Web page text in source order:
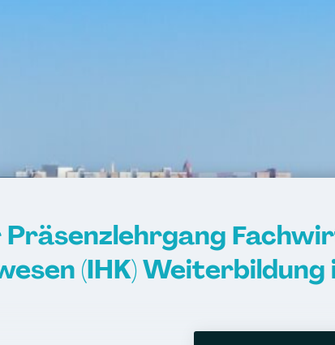
(IHK) Weiterbildung